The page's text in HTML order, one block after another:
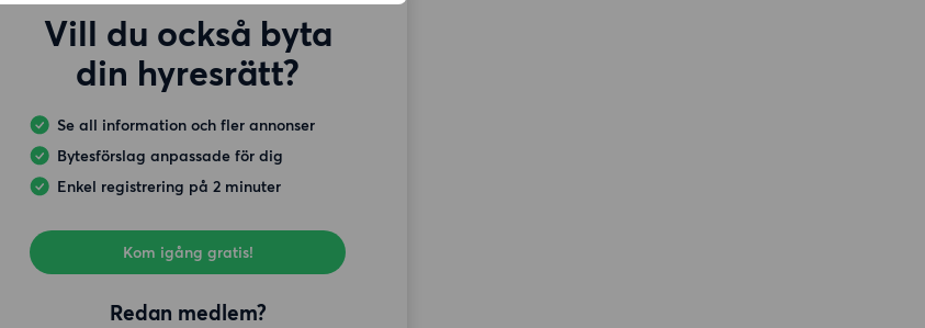
Vill du också byta
din hyresrätt?
Se all information och fler annonser
Bytesförslag anpassade för dig
Enkel registrering på 2 minuter
Kom igång gratis!
Redan medlem?